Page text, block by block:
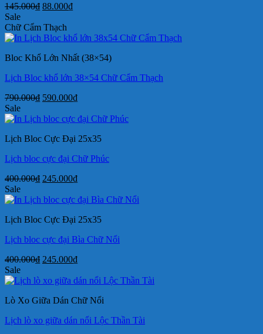
145.000₫ Giá
là:
145.000₫.
88.000₫Giá
là:
Sale
Chữ Cẩm Thạch
Bloc Khổ Lớn Nhất (38×54)
Lịch Bloc khổ lớn 38×54 Chữ Cẩm Thạch
790.000₫ Giá
là:
590.000₫Giá
tại
590.000₫.
Sale
Lịch Bloc Cực Đại 25x35
Lịch bloc cực đại Chữ Phúc
400.000₫ Giá
là:
245.000₫Giá
tại
245.000₫.
Sale
Lịch Bloc Cực Đại 25x35
Lịch bloc cực đại Bìa Chữ Nổi
400.000₫ Giá
là:
245.000₫Giá
tại
245.000₫.
Sale
Lò Xo Giữa Dán Chữ Nổi
Lịch lò xo giữa dán nổi Lộc Thần Tài